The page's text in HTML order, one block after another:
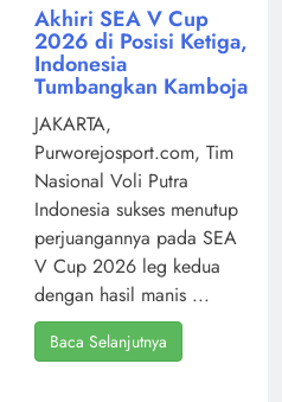
Akhiri SEA V Cup
2026 di Posisi Ketiga,
Indonesia
Tumbangkan Kamboja
JAKARTA,
Purworejosport.com, Tim
Nasional Voli Putra
Indonesia sukses menutup
perjuangannya pada SEA
V Cup 2026 leg kedua
dengan hasil manis ...
Baca Selanjutnya